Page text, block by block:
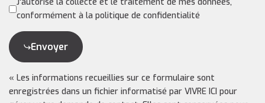
conformément à la politique de confidentialité
Envoyer
« Les informations recueillies sur ce formulaire sont
enregistrées dans un fichier informatisé par VIVRE ICI pour